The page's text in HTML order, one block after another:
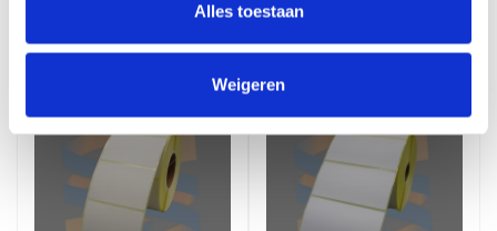
Alles toestaan
Weigeren